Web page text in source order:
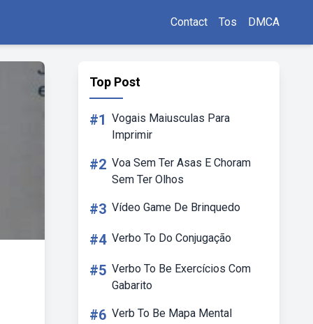
Contact Tos DMCA
Top Post
#1 Vogais Maiusculas Para
Imprimir
#2 Voa Sem Ter Asas E Choram
Sem Ter Olhos
#3 Vídeo Game De Brinquedo
#4 Verbo To Do Conjugação
#5 Verbo To Be Exercícios Com
Gabarito
#6 Verb To Be Mapa Mental